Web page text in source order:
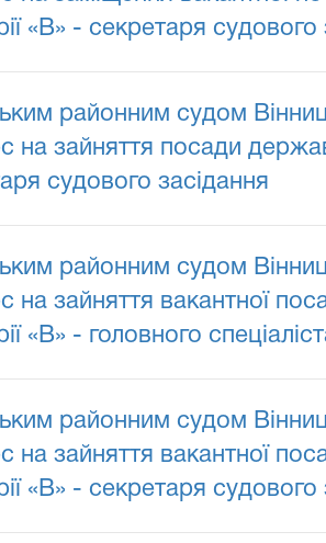
«В» - секретаря судового
районним судом
на зайняття посади
судового засідання
районним судом
на зайняття вакантної
«В» - головного
районним судом
на зайняття вакантної
«В» - секретаря судового